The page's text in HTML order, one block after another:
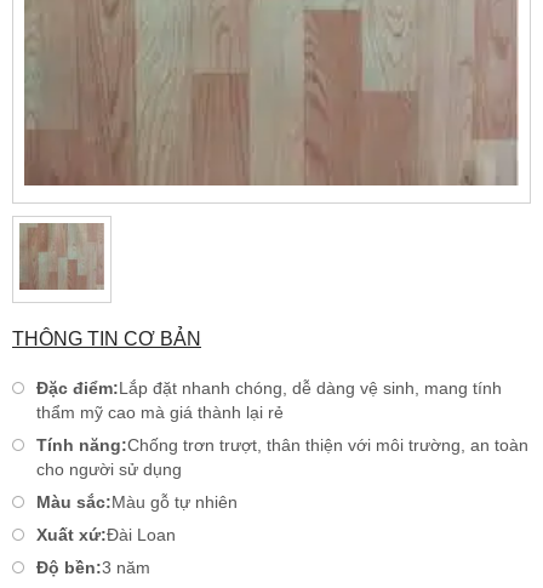
THÔNG TIN CƠ BẢN
Đặc điểm:Lắp đặt nhanh chóng, dễ dàng vệ sinh, mang tính
thẩm mỹ cao mà giá thành lại rẻ
Tính năng:Chống trơn trượt, thân thiện với môi trường, an toàn
cho người sử dụng
Màu sắc:Màu gỗ tự nhiên
Xuất xứ:Đài Loan
Độ bền:3 năm